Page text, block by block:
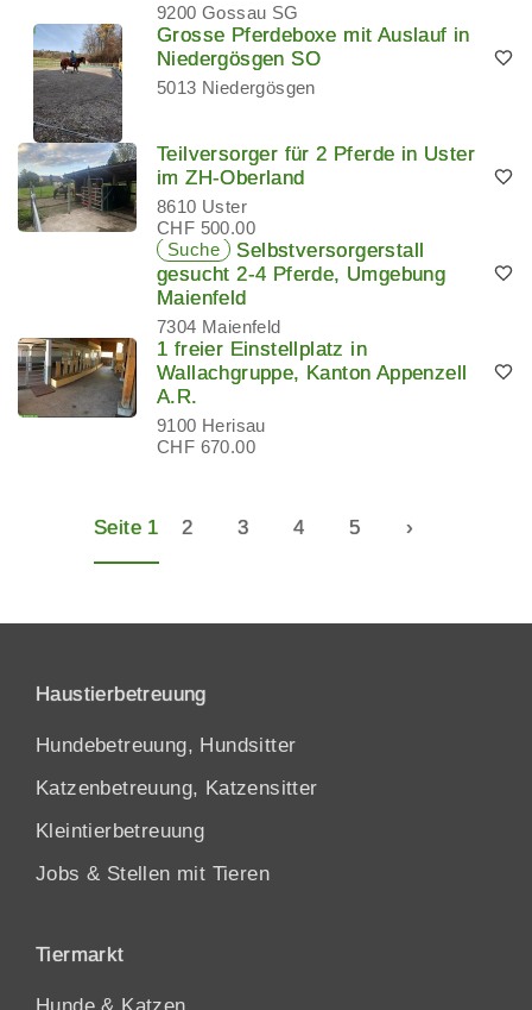
9200 Gossau SG
Grosse Pferdeboxe mit Auslauf in
Niedergösgen SO
5013 Niedergösgen
Teilversorger für 2 Pferde in Uster
im ZH-Oberland
8610 Uster
CHF 500.00
Suche
Selbstversorgerstall
gesucht 2-4 Pferde, Umgebung
Maienfeld
7304 Maienfeld
1 freier Einstellplatz in
Wallachgruppe, Kanton Appenzell
A.R.
9100 Herisau
CHF 670.00
Seite 1 2 3 4 5 ›
Haustierbetreuung
Hundebetreuung, Hundsitter
Katzenbetreuung, Katzensitter
Kleintierbetreuung
Jobs & Stellen mit Tieren
Tiermarkt